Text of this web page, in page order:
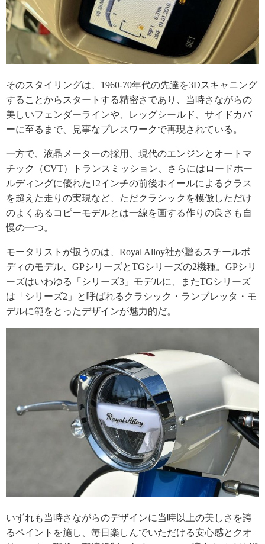
そのスタイリングは、1960-70年代の先達を3Dスキャニング
することからスタートする精密さであり、当時さながらの
美しいフェンダーラインや、レッグシールド、サイドカバ
ーに至るまで、見事なプレスワークで再現されている。
一方で、液晶メーターの採用、現代のエンジンとオートマ
チック（CVT）トランスミッション、さらにはロードホー
ルディングに優れた12インチの前後ホイールによるクラス
を超えた走りの実現など、ただクラシックを模倣しただけ
のよくあるコピーモデルとは一線を画する作りの良さも自
慢の一つ。
モータリストが扱うのは、Royal Alloy社が贈るスチールボ
ディのモデル、GPシリーズとTGシリーズの2機種。GPシリ
ーズはいわゆる「シリーズ3」モデルに、またTGシリーズ
は「シリーズ2」と呼ばれるクラシック・ランブレッタ・モ
デルに範をとったデザインが魅力的だ。
いずれも当時さながらのデザインに当時以上の美しさを誇
るペイントを施し、毎日楽しんでいただける安心感とクオ